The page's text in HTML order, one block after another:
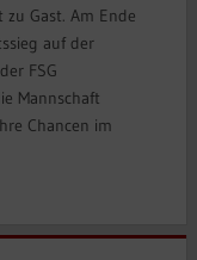
Gast. Am Ende
auf der
FSG
Mannschaft
Chancen im